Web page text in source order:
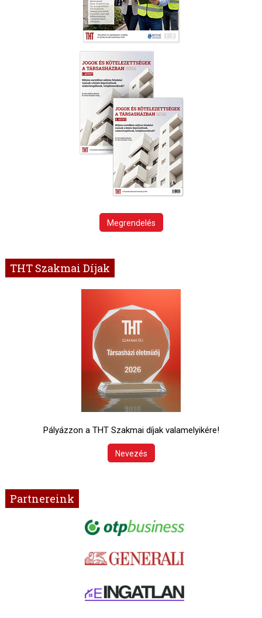
Megrendelés
THT Szakmai Díjak
Pályázzon a THT Szakmai díjak valamelyikére!
Nevezés
Partnereink